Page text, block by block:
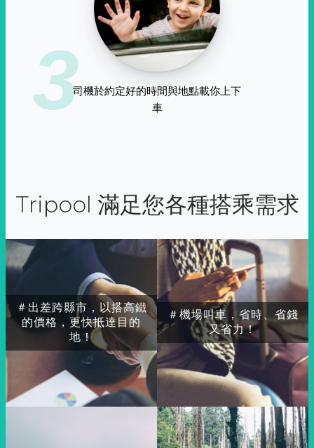
3司機於約定好的時間與地點載你上下
車
Tripool 滿足您各種搭乘需求
＃出差跨縣市，以搭高鐵
的價格，更快抵達目的
地！
＃機場叫車，省時、省錢
又省力！